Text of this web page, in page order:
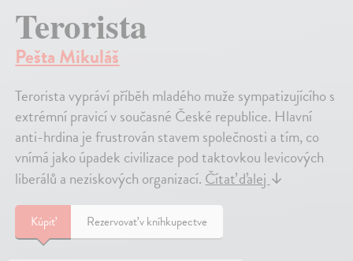
Terorista
Pešta Mikuláš
Terorista vypráví příběh mladého muže sympatizujícího s
extrémní pravicí v současné České republice. Hlavní
anti-hrdina je frustrován stavem společnosti a tím, co
vnímá jako úpadek civilizace pod taktovkou levicových
liberálů a neziskových organizací.Čítať ďalej↓
Kúpiť Rezervovať v kníhkupectve